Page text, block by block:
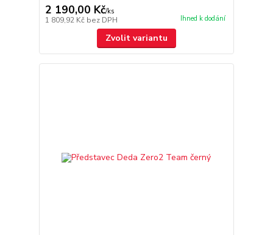
2 190,00 Kč/ks
1 809,92 Kč bez DPH Ihned k dodání
Zvolit variantu